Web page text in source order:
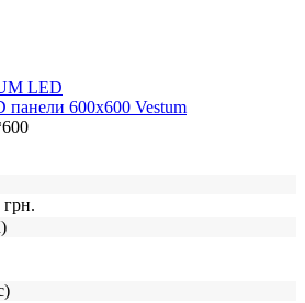
LED
600х600 Vestum
грн.